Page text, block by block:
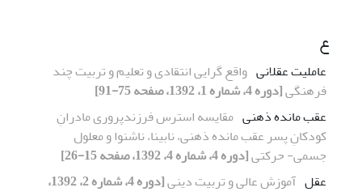
ع
عاملیت عقلانی واقع گرایی انتقادی و تعلیم و تربیت چند
فرهنگی[دوره 4، شماره 1، 1392، صفحه 75-91]
عقب مانده ذهنی مقایسه استرس فرزندپروری مادرانِ
کودکانِ پسر عقب مانده ذهنی، نابینا، ناشنوا و معلول
جسمی- حرکتی[دوره 4، شماره 4، 1392، صفحه 15-26]
عقل آموزش عالی و تربیت دینی
[دوره 4، شماره 2، 1392،